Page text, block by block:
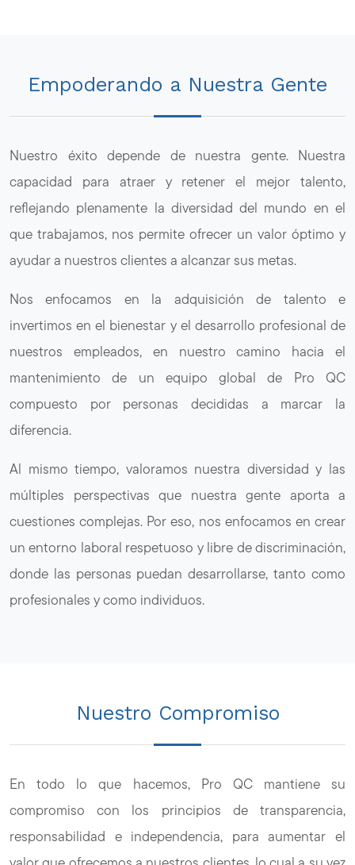
Empoderando a Nuestra Gente
Nuestro éxito depende de nuestra gente. Nuestra
capacidad para atraer y retener el mejor talento,
reflejando plenamente la diversidad del mundo en el
que trabajamos, nos permite ofrecer un valor óptimo y
ayudar a nuestros clientes a alcanzar sus metas.
Nos enfocamos en la adquisición de talento e
invertimos en el bienestar y el desarrollo profesional de
nuestros empleados, en nuestro camino hacia el
mantenimiento de un equipo global de Pro QC
compuesto por personas decididas a marcar la
diferencia.
Al mismo tiempo, valoramos nuestra diversidad y las
múltiples perspectivas que nuestra gente aporta a
cuestiones complejas. Por eso, nos enfocamos en crear
un entorno laboral respetuoso y libre de discriminación,
donde las personas puedan desarrollarse, tanto como
profesionales y como individuos.
Nuestro Compromiso
En todo lo que hacemos, Pro QC mantiene su
compromiso con los principios de transparencia,
responsabilidad e independencia, para aumentar el